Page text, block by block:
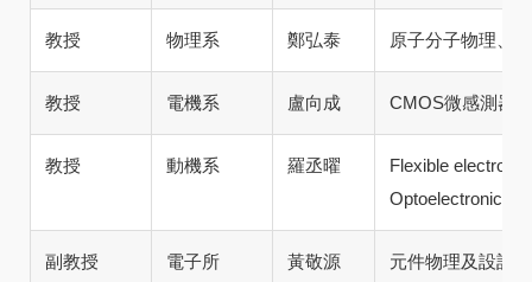
教授 物理系 鄭弘泰 原子分子物理、
教授 電機系 盧向成 CMOS微感測器
教授 動機系 羅丞曜
Flexible
Optoelectronics
副教授 電子所 黃敬源 元件物理及設計